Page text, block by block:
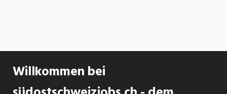
Willkommen bei